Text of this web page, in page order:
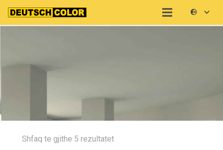
Shfaq te gjithe 5 rezultatet